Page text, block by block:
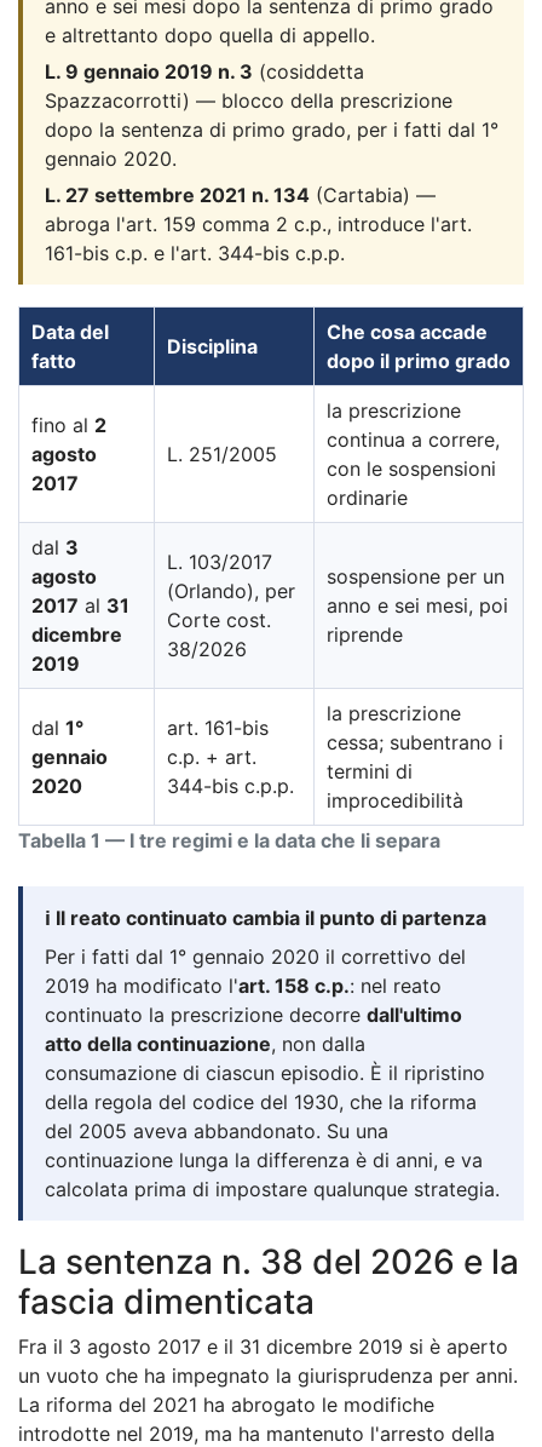
anno e sei mesi dopo la sentenza di primo grado
e altrettanto dopo quella di appello.
L. 9 gennaio 2019 n. 3 (cosiddetta
Spazzacorrotti) — blocco della prescrizione
dopo la sentenza di primo grado, per i fatti dal 1°
gennaio 2020.
L. 27 settembre 2021 n. 134 (Cartabia) —
abroga l'art. 159 comma 2 c.p., introduce l'art.
161-bis c.p. e l'art. 344-bis c.p.p.
Tabella 1 — I tre regimi e la data che li separa
Data del
fatto
Disciplina
Che cosa accade
dopo il primo grado
fino al 2
agosto
2017
L. 251/2005
la prescrizione
continua a correre,
con le sospensioni
ordinarie
dal 3
agosto
2017 al 31
dicembre
2019
L. 103/2017
(Orlando), per
Corte cost.
38/2026
sospensione per un
anno e sei mesi, poi
riprende
dal 1°
gennaio
2020
art. 161-bis
c.p. + art.
344-bis c.p.p.
la prescrizione
cessa; subentrano i
termini di
improcedibilità
ℹ️ Il reato continuato cambia il punto di partenza
Per i fatti dal 1° gennaio 2020 il correttivo del
2019 ha modificato l'art. 158 c.p.: nel reato
continuato la prescrizione decorre dall'ultimo
atto della continuazione, non dalla
consumazione di ciascun episodio. È il ripristino
della regola del codice del 1930, che la riforma
del 2005 aveva abbandonato. Su una
continuazione lunga la differenza è di anni, e va
calcolata prima di impostare qualunque strategia.
La sentenza n. 38 del 2026 e la
fascia dimenticata
Fra il 3 agosto 2017 e il 31 dicembre 2019 si è aperto
un vuoto che ha impegnato la giurisprudenza per anni.
La riforma del 2021 ha abrogato le modifiche
introdotte nel 2019, ma ha mantenuto l'arresto della